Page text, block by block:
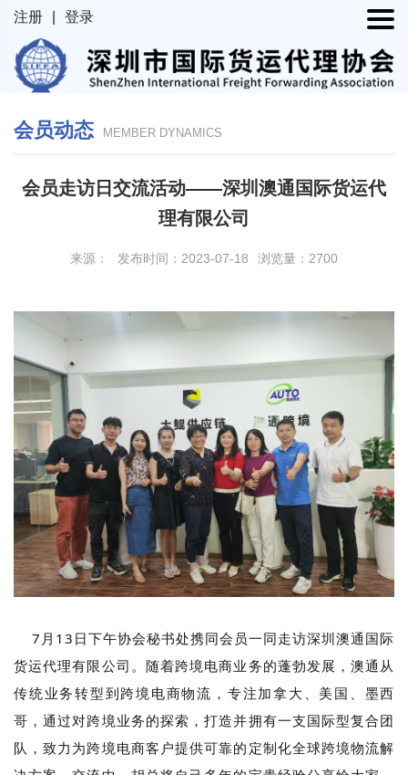
注册 登录
会员动态 MEMBER DYNAMICS
会员走访日交流活动——​深圳澳通国际货运代
理有限公司
来源： 发布时间：2023-07-18 浏览量：2700
7月13日下午协会秘书处携同会员一同走访深圳澳通国际
货运代理有限公司。随着跨境电商业务的蓬勃发展，澳通从
传统业务转型到跨境电商物流，专注加拿大、美国、墨西
哥，通过对跨境业务的探索，打造并拥有一支国际型复合团
队，致力为跨境电商客户提供可靠的定制化全球跨境物流解